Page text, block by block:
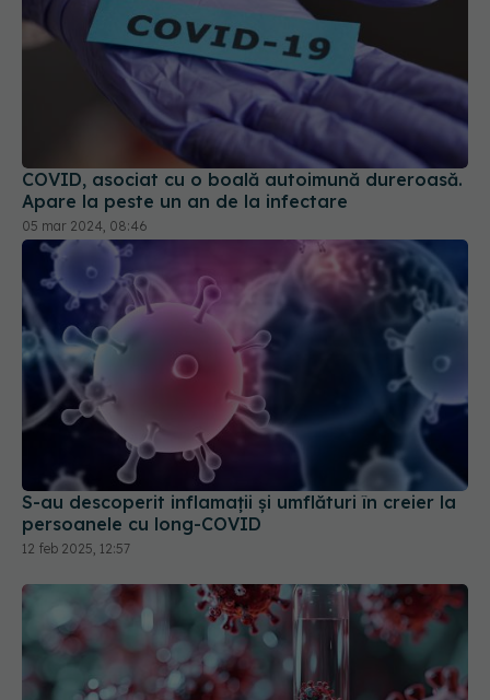
COVID, asociat cu o boală autoimună dureroasă.
Apare la peste un an de la infectare
S-au descoperit inflamaţii și umflături în creier la
persoanele cu long-COVID
12 feb 2025, 12:57